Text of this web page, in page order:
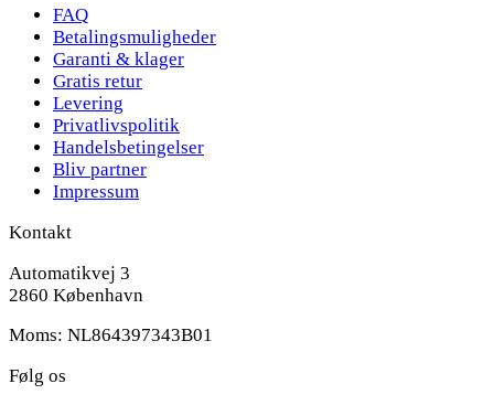
FAQ
Betalingsmuligheder
Garanti & klager
Gratis retur
Levering
Privatlivspolitik
Handelsbetingelser
Bliv partner
Impressum
Kontakt
Automatikvej 3
2860 København
Moms: NL864397343B01
Følg os